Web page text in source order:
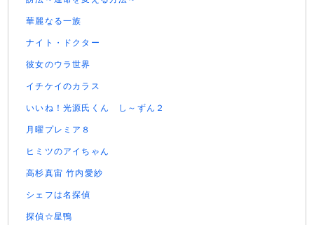
華麗なる一族
ナイト・ドクター
彼女のウラ世界
イチケイのカラス
いいね！光源氏くん し～ずん２
月曜プレミア８
ヒミツのアイちゃん
高杉真宙 竹内愛紗
シェフは名探偵
探偵☆星鴨